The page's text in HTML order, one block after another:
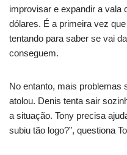
improvisar e expandir a vala
dólares. É a primeira vez
tentando para saber se vai
conseguem.
No entanto, mais problemas
atolou. Denis tenta sair
a situação. Tony precisa
subiu tão logo?”, questiona